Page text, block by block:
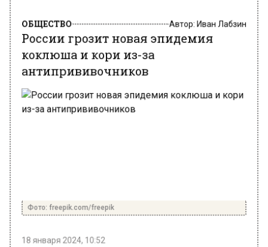
России грозит новая эпидемия
коклюша и кори из-за
антипрививочников